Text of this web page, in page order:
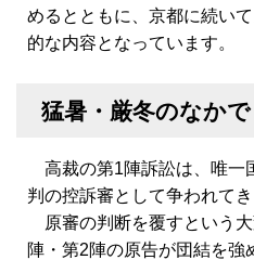
めるとともに、京都に続い
的な内容となっています。
猛暑・厳冬のなかで
高裁の第1陣訴訟は、唯一
判の控訴審として争われてき
原審の判断を覆すという
陣・第2陣の原告が団結を強